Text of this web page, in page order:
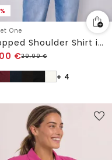
One
Dropped Shoulder Shirt im Leinen-Look
€29,99€
+ 4